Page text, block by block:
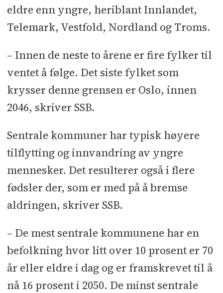
eldre enn yngre, heriblant Innlandet,
Telemark, Vestfold, Nordland og Troms.
– Innen de neste to årene er fire fylker til
ventet å følge. Det siste fylket som
krysser denne grensen er Oslo, innen
2046, skriver SSB.
Sentrale kommuner har typisk høyere
tilflytting og innvandring av yngre
mennesker. Det resulterer også i flere
fødsler der, som er med på å bremse
aldringen, skriver SSB.
– De mest sentrale kommunene har en
befolkning hvor litt over 10 prosent er 70
år eller eldre i dag og er framskrevet til å
nå 16 prosent i 2050. De minst sentrale